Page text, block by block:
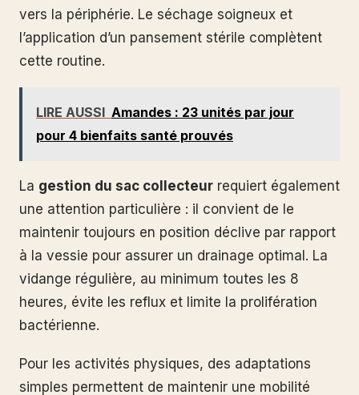
vers la périphérie. Le séchage soigneux et
l’application d’un pansement stérile complètent
cette routine.
LIRE AUSSI Amandes : 23 unités par jour
pour 4 bienfaits santé prouvés
La gestion du sac collecteur requiert également
une attention particulière : il convient de le
maintenir toujours en position déclive par rapport
à la vessie pour assurer un drainage optimal. La
vidange régulière, au minimum toutes les 8
heures, évite les reflux et limite la prolifération
bactérienne.
Pour les activités physiques, des adaptations
simples permettent de maintenir une mobilité